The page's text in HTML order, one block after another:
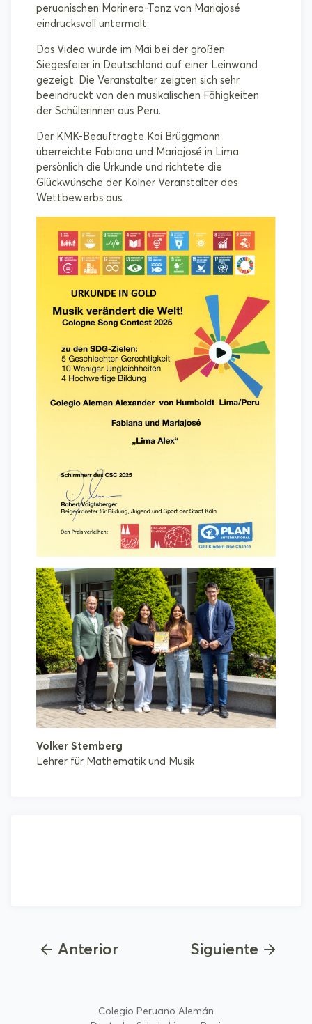
peruanischen Marinera-Tanz von Mariajosé
eindrucksvoll untermalt.
Das Video wurde im Mai bei der großen
Siegesfeier in Deutschland auf einer Leinwand
gezeigt. Die Veranstalter zeigten sich sehr
beeindruckt von den musikalischen Fähigkeiten
der Schülerinnen aus Peru.
Der KMK-Beauftragte Kai Brüggmann
überreichte Fabiana und Mariajosé in Lima
persönlich die Urkunde und richtete die
Glückwünsche der Kölner Veranstalter des
Wettbewerbs aus.
Volker Stemberg
Lehrer für Mathematik und Musik
Anterior Siguiente
Colegio Peruano Alemán